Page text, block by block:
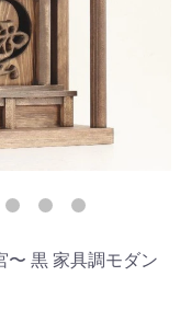
〜 黒 家具調モダン